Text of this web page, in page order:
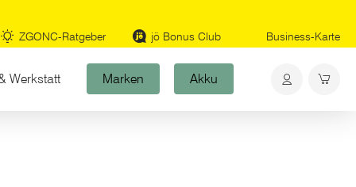
ZGONC-Ratgeber jö Bonus Club Business-Karte
Werkstatt Marken Akku